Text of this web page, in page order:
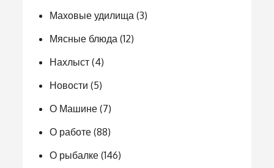
Маховые удилища (3)
Мясные блюда (12)
Нахлыст (4)
Новости (5)
О Машине (7)
О работе (88)
О рыбалке (146)